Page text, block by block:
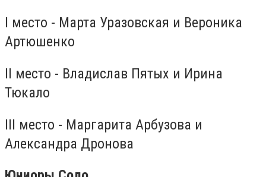
I место - Марта Уразовская и Вероника
Артюшенко
II место - Владислав Пятых и Ирина
Тюкало
III место - Маргарита Арбузова и
Александра Дронова